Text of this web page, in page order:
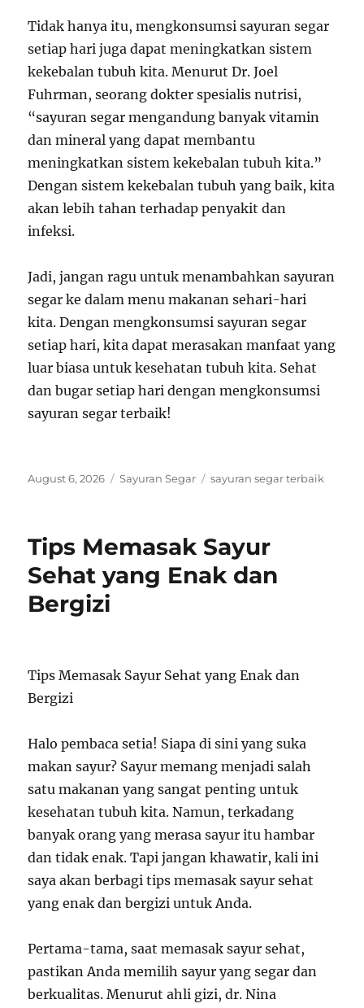
Tidak hanya itu, mengkonsumsi sayuran segar
setiap hari juga dapat meningkatkan sistem
kekebalan tubuh kita. Menurut Dr. Joel
Fuhrman, seorang dokter spesialis nutrisi,
“sayuran segar mengandung banyak vitamin
dan mineral yang dapat membantu
meningkatkan sistem kekebalan tubuh kita.”
Dengan sistem kekebalan tubuh yang baik, kita
akan lebih tahan terhadap penyakit dan
infeksi.
Jadi, jangan ragu untuk menambahkan sayuran
segar ke dalam menu makanan sehari-hari
kita. Dengan mengkonsumsi sayuran segar
setiap hari, kita dapat merasakan manfaat yang
luar biasa untuk kesehatan tubuh kita. Sehat
dan bugar setiap hari dengan mengkonsumsi
sayuran segar terbaik!
Posted
August 6, 2026 Categories
Sayuran Segar Tags
sayuran segar terbaik
Tips Memasak Sayur
Sehat yang Enak dan
Bergizi
Tips Memasak Sayur Sehat yang Enak dan
Bergizi
Halo pembaca setia! Siapa di sini yang suka
makan sayur? Sayur memang menjadi salah
satu makanan yang sangat penting untuk
kesehatan tubuh kita. Namun, terkadang
banyak orang yang merasa sayur itu hambar
dan tidak enak. Tapi jangan khawatir, kali ini
saya akan berbagi tips memasak sayur sehat
yang enak dan bergizi untuk Anda.
Pertama-tama, saat memasak sayur sehat,
pastikan Anda memilih sayur yang segar dan
berkualitas. Menurut ahli gizi, dr. Nina